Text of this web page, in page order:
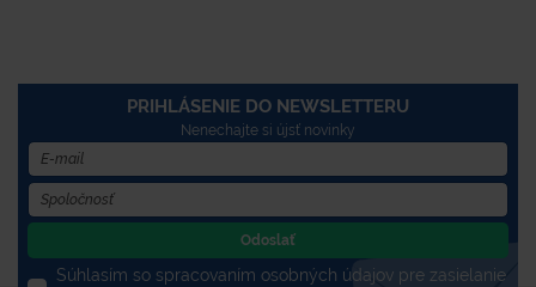
PRIHLÁSENIE DO NEWSLETTERU
Nenechajte si újsť novinky
Odoslať
Súhlasím so spracovaním osobných údajov pre zasielanie